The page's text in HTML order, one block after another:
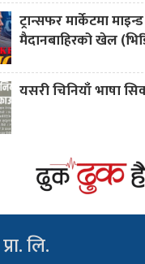
ट्रान्सफर मार्केटमा
मैदानबाहिरको खेल
यसरी चिनियाँ भाषा
लि.